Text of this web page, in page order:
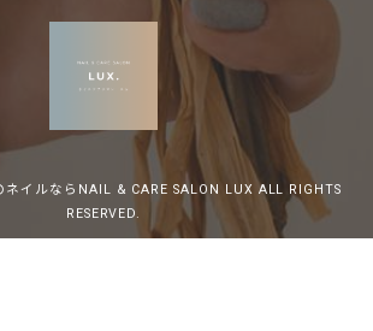
イルならNAIL & CARE SALON LUX ALL RIGHTS
RESERVED.